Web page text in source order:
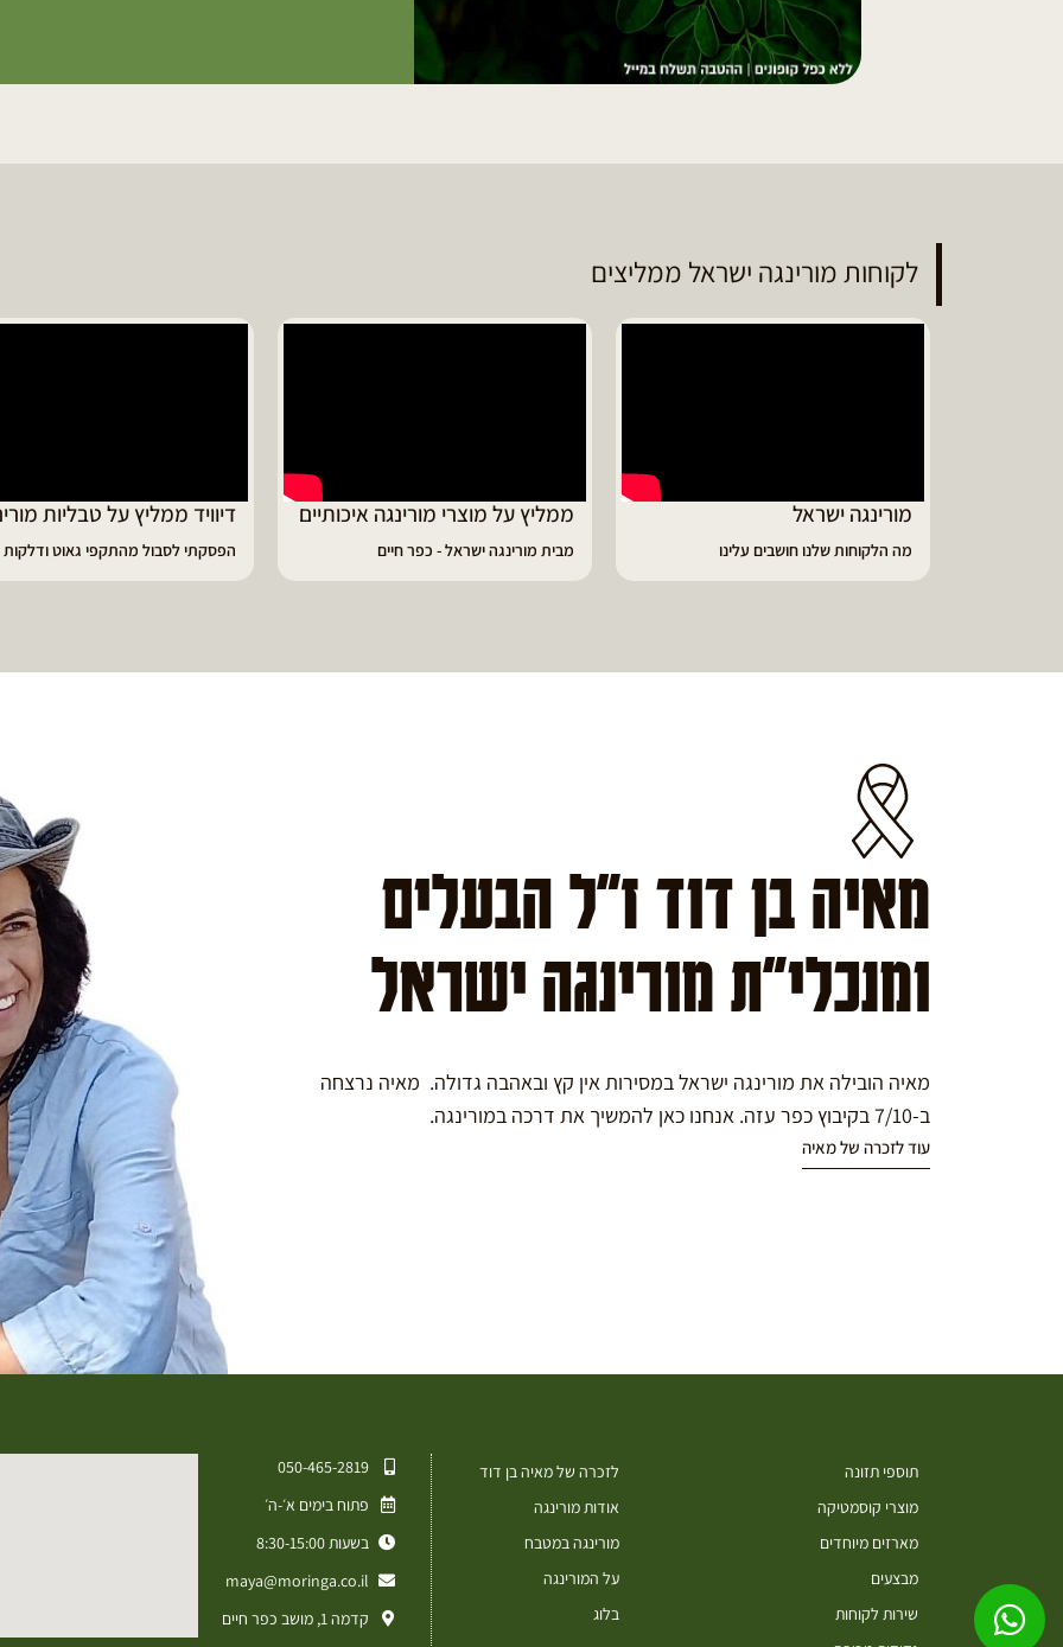
לקוחות מורינגה ישראל ממליצים
ממליץ על מוצרי מורינגה איכותיים
מבית מורינגה ישראל - כפר חיים
דיוויד ממליץ על טבליות מורינגה
הפסקתי לסבול מהתקפי גאוט ודלקות
מוריה ממליצה
פיתרון מעולה לאמהות ולחיזוק הגוף
מאיה בן דוד ז"ל הבעלים
ומנכלי"ת מורינגה ישראל
מאיה הובילה את מורינגה ישראל במסירות אין קץ ובאהבה גדולה. מאיה נרצחה
ב-7/10 בקיבוץ כפר עזה. אנחנו כאן להמשיך את דרכה במורינגה.
עוד לזכרה של מאיה
תוספי תזונה
מוצרי קוסמטיקה
מארזים מיוחדים
מבצעים
שירות לקוחות
לזכרה של מאיה בן דוד
אודות מורינגה
מורינגה במטבח
על המורינגה
בלוג
050-465-2819⁩
פתוח בימים א׳-ה׳
בשעות 8:30-15:00
maya@moringa.co.il
קדמה 1, מושב כפר חיים